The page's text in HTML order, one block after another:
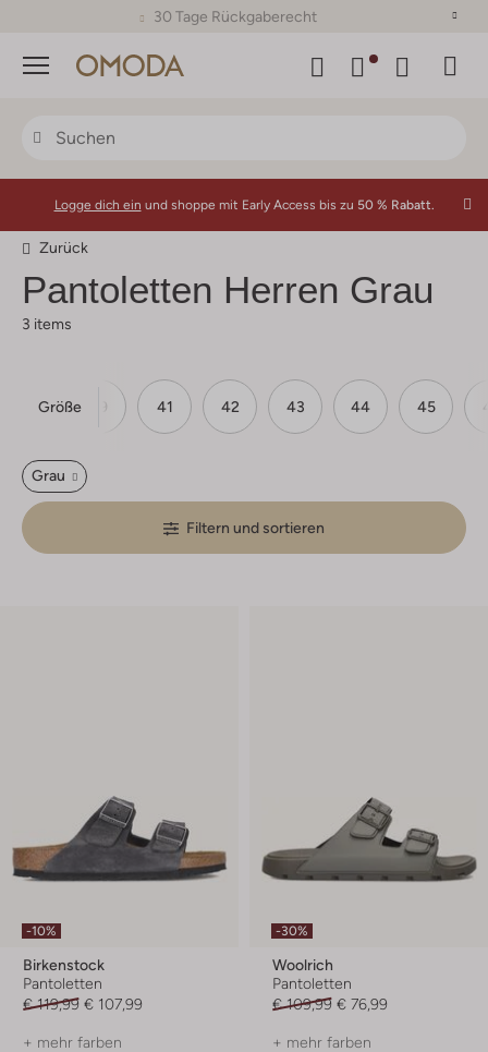
30 Tage Rückgaberecht
Menü
Logge dich ein und shoppe mit Early Access bis zu 50 % Rabatt.
Zurück
Pantoletten Herren Grau
3 items
Größe 39 41 42 43 44 45
Grau
Filtern und sortieren
-10%
Birkenstock
Pantoletten
€ 119,99 € 107,99
+ mehr farben
-30%
Woolrich
Pantoletten
€ 109,99 € 76,99
+ mehr farben